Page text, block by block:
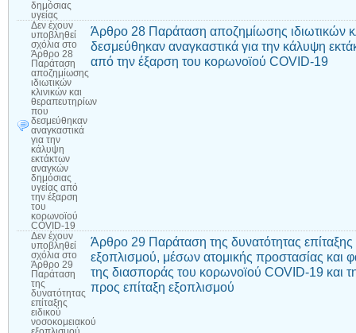
δημόσιας
υγείας
Δεν έχουν
υποβληθεί
σχόλια στο
Άρθρο 28
Παράταση
αποζημίωσης
ιδιωτικών
κλινικών και
θεραπευτηρίων
που
δεσμεύθηκαν
αναγκαστικά
για την
κάλυψη
εκτάκτων
αναγκών
δημόσιας
υγείας από
την έξαρση
του
κορωνοϊού
COVID-19
Άρθρο 28 Παράταση αποζημίωσης ιδιωτικών
δεσμεύθηκαν αναγκαστικά για την κάλυψη
από την έξαρση του κορωνοϊού COVID-19
Δεν έχουν
υποβληθεί
σχόλια στο
Άρθρο 29
Παράταση
της
δυνατότητας
επίταξης
ειδικού
νοσοκομειακού
εξοπλισμού,
Άρθρο 29 Παράταση της δυνατότητας επίταξης
εξοπλισμού, μέσων ατομικής προστασίας και
της διασποράς του κορωνοϊού COVID-19 και
προς επίταξη εξοπλισμού